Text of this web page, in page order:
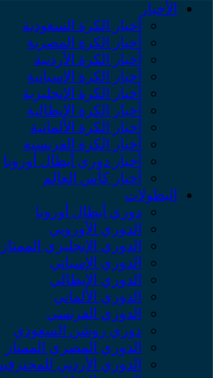
الأخبار
أخبار الكرة السعودية
أخبار الكرة المصرية
أخبار الكرة الأردنية
أخبار الكرة الإسبانية
أخبار الكرة الإنجليزية
أخبار الكرة الإيطالية
أخبار الكرة الألمانية
أخبار الكرة الفرنسية
أخبار دوري أبطال أوروبا
أخبار كأس العالم
البطولات
دوري أبطال أوروبا
الدوري الأوروبي
الدوري الإنجليزي الممتاز
الدوري الإسباني
الدوري الإيطالي
الدوري الألماني
الدوري الفرنسي
دوري روشن السعودي
الدوري المصري الممتاز
الدوري الأردني